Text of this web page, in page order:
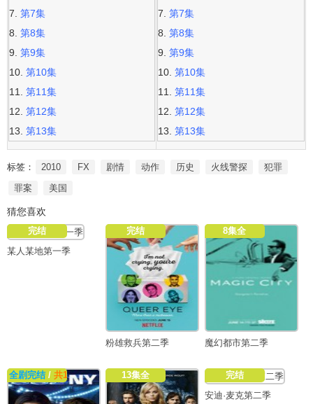
第7集
第8集
第9集
第10集
第11集
第12集
第13集
第7集
第8集
第9集
第10集
第11集
第12集
第13集
标签： 2010 FX 剧情 动作 历史 火线警探
犯罪
罪案
美国
猜您喜欢
完结
某人某地第一季
完结
粉雄救兵第二季
8集全
魔幻都市第二季
全剧完结 / 共18集 13集全
完结
安迪·麦克第二季